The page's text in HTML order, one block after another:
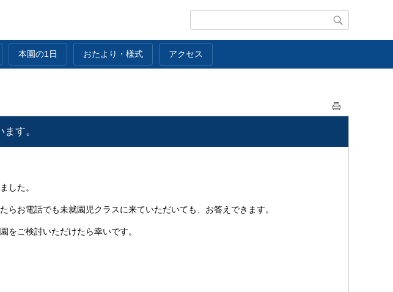
本園の1日 おたより・様式 アクセス
す。
した。
お電話でも未就園児クラスに来ていただいても、お答えできます。
をご検討いただけたら幸いです。